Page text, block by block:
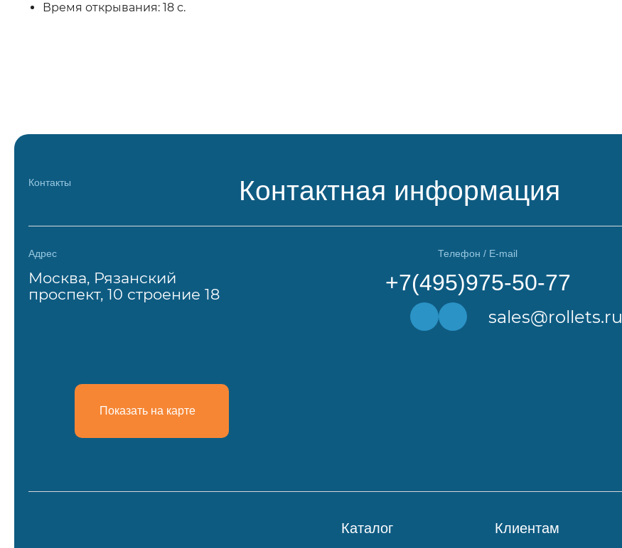
Время открывания: 18 с.
Контакты Контактная информация
Адрес
Москва, Рязанский
проспект, 10 строение 18
Телефон / E-mail
+7(495)975-50-77
sales@rollets.ru
Показать на карте
Каталог Клиентам